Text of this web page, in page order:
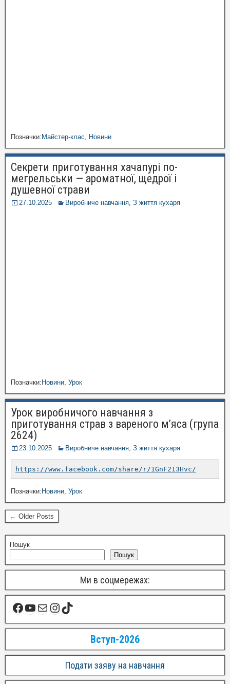
Позначки:Майстер-клас Новини
Секрети приготування хачапурі по-
мегрельськи — ароматної, щедрої і
душевної страви
27.10.2025 Виробниче навчання З життя кухаря
Позначки:Новини Урок
Урок виробничого навчання з
приготування страв з вареного м’яса (група
2624)
23.10.2025 Виробниче навчання З життя кухаря
https://www.facebook.com/share/r/1GnF213Hvc/
Позначки:Новини Урок
← Older Posts
Пошук
Пошук
Ми в соцмережах:
Вступ-2026
Подати заяву на навчання